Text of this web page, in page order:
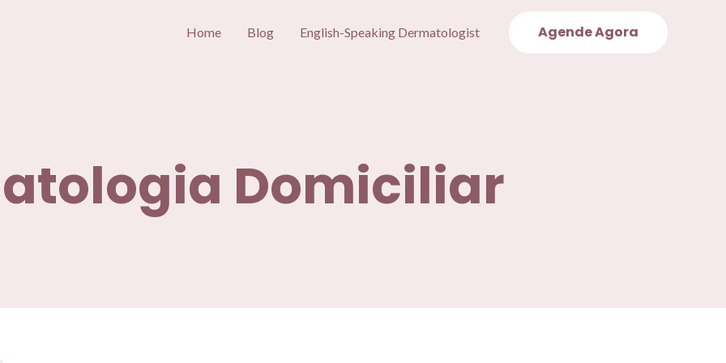
Home Blog English-Speaking Dermatologist Agende Agora
Domiciliar